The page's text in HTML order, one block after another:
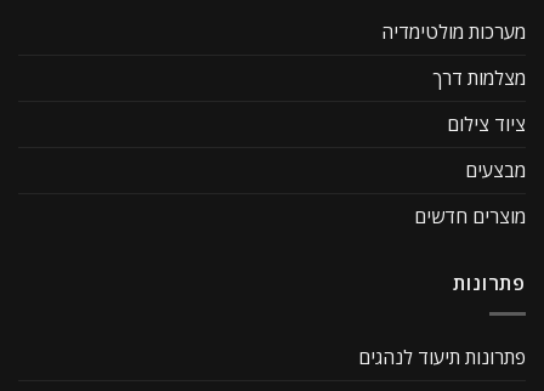
מערכות מולטימדיה
מצלמות דרך
ציוד צילום
מבצעים
מוצרים חדשים
פתרונות
פתרונות תיעוד לנהגים